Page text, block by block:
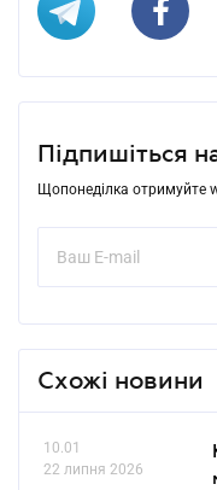
Підпишіться
Щопонеділка отримуйте
Схожі новини
10.01
22 липня 2026